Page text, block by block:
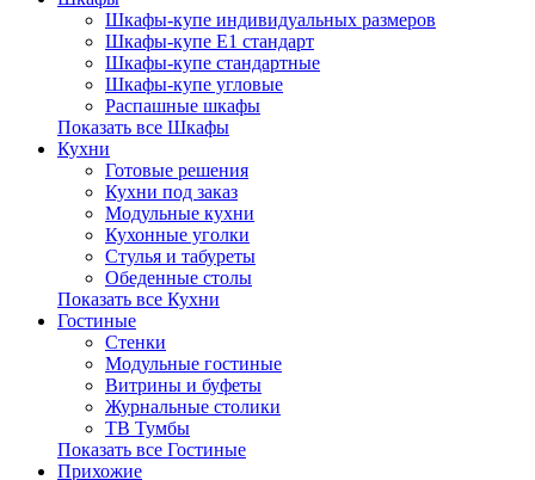
Шкафы-купе индивидуальных размеров
Шкафы-купе Е1 стандарт
Шкафы-купе стандартные
Шкафы-купе угловые
Распашные шкафы
Показать все Шкафы
Кухни
Готовые решения
Кухни под заказ
Модульные кухни
Кухонные уголки
Стулья и табуреты
Обеденные столы
Показать все Кухни
Гостиные
Стенки
Модульные гостиные
Витрины и буфеты
Журнальные столики
ТВ Тумбы
Показать все Гостиные
Прихожие